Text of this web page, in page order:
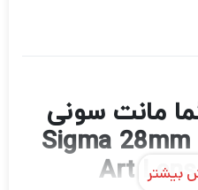
مانت سونی
Sigma
Art
بیشتر